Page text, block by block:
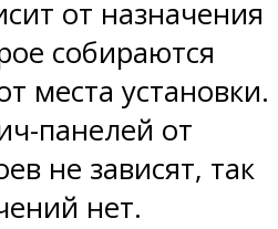
от назначения
собираются
места установки.
панелей от
не зависят, так
нет.